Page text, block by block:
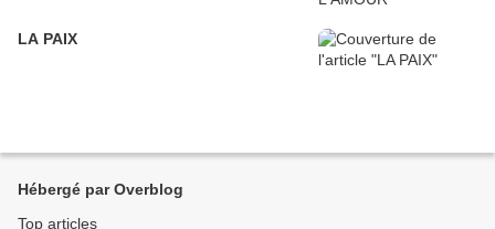
LA PAIX
Hébergé par Overblog
Top articles